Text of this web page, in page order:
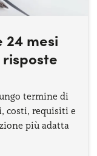
mesi
termine di
costi, requisiti e
più adatta